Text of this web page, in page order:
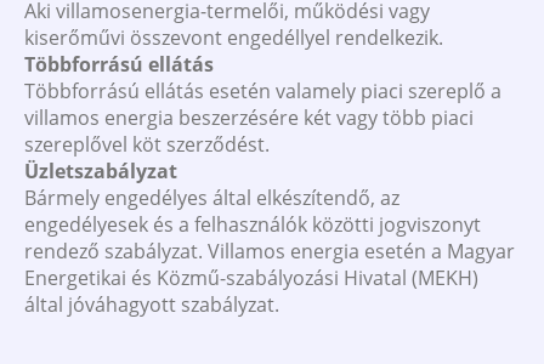
Aki villamosenergia-termelői, működési vagy
kiserőművi összevont engedéllyel rendelkezik.
Többforrású ellátás
Többforrású ellátás esetén valamely piaci szereplő a
villamos energia beszerzésére két vagy több piaci
szereplővel köt szerződést.
Üzletszabályzat
Bármely engedélyes által elkészítendő, az
engedélyesek és a felhasználók közötti jogviszonyt
rendező szabályzat. Villamos energia esetén a Magyar
Energetikai és Közmű-szabályozási Hivatal (MEKH)
által jóváhagyott szabályzat.